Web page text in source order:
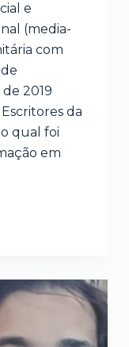
e
(media-
com
2019
da
qual foi
em